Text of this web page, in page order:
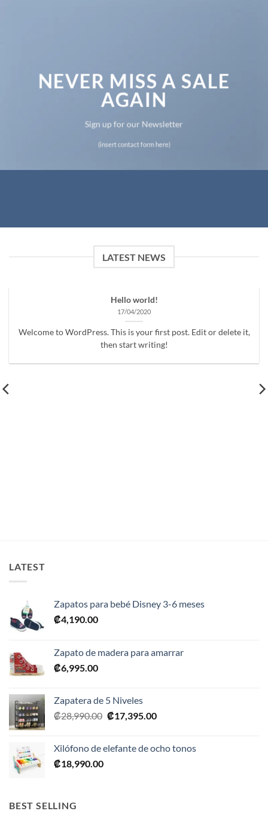
NEVER MISS A SALE
AGAIN
Sign up for our Newsletter
(insert contact form here)
LATEST NEWS
Hello world!
17/04/2020
Welcome to WordPress. This is your first post. Edit or delete it,
then start writing!
LATEST
Zapatos para bebé Disney 3-6 meses
₡4,190.00
Zapato de madera para amarrar
₡6,995.00
Zapatera de 5 Niveles
₡28,990.00 El
era:
₡17,395.00El
es:
Xilófono de elefante de ocho tonos
₡18,990.00
BEST SELLING